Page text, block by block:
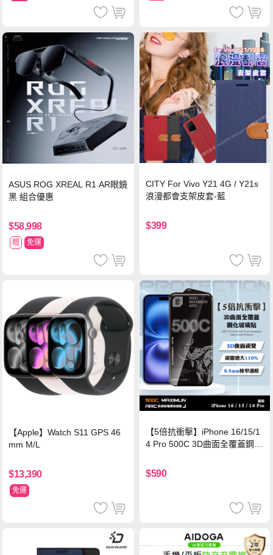
ASUS ROG XREAL R1 AR眼鏡
黑 組合優惠
$58,998
贈 免運
CITY For Vivo Y21 4G / Y21s
浪漫都會支架皮套-藍
$399
【Apple】Watch S11 GPS 46
mm M/L
$13,390
免運
【5倍抗衝擊】iPhone 16/15/1
4 Pro 500C 3D曲面全覆蓋鋼化
保護貼
$590